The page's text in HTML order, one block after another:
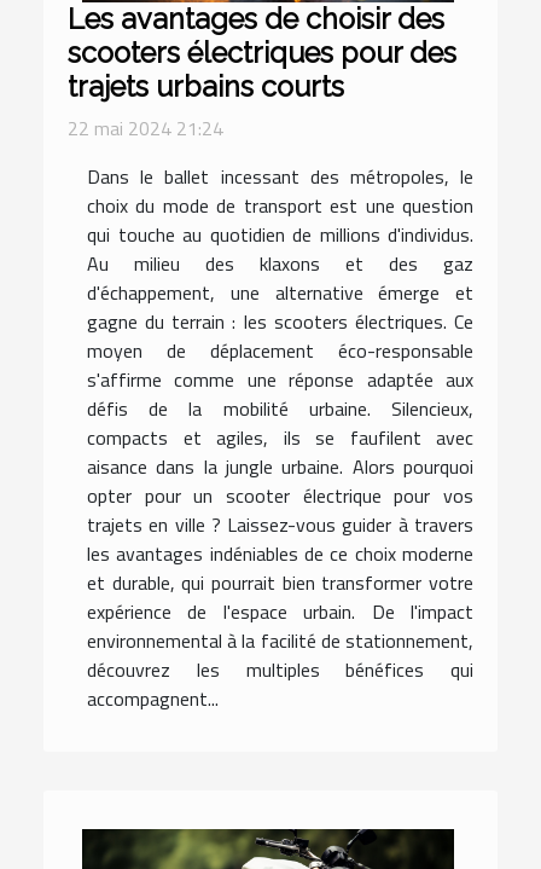
Les avantages de choisir des
scooters électriques pour des
trajets urbains courts
22 mai 2024 21:24
Dans le ballet incessant des métropoles, le
choix du mode de transport est une question
qui touche au quotidien de millions d'individus.
Au milieu des klaxons et des gaz
d'échappement, une alternative émerge et
gagne du terrain : les scooters électriques. Ce
moyen de déplacement éco-responsable
s'affirme comme une réponse adaptée aux
défis de la mobilité urbaine. Silencieux,
compacts et agiles, ils se faufilent avec
aisance dans la jungle urbaine. Alors pourquoi
opter pour un scooter électrique pour vos
trajets en ville ? Laissez-vous guider à travers
les avantages indéniables de ce choix moderne
et durable, qui pourrait bien transformer votre
expérience de l'espace urbain. De l'impact
environnemental à la facilité de stationnement,
découvrez les multiples bénéfices qui
accompagnent...